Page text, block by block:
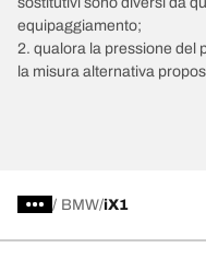
equipaggiamento;
2. qualora la pressione del
la misura alternativa
/ BMW iX1